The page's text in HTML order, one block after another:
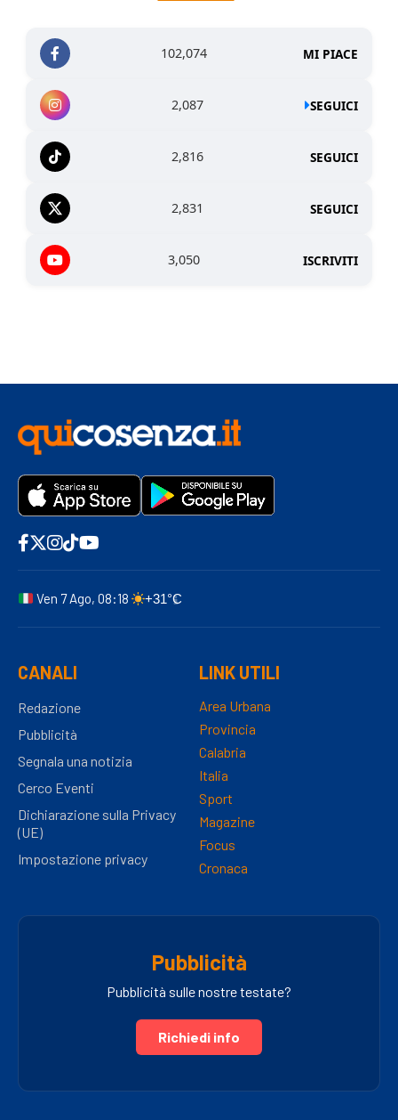
102,074 MI PIACE
2,087 SEGUICI
2,816 SEGUICI
2,831 SEGUICI
3,050 ISCRIVITI
Ven 7 Ago, 08:18 +31°C
CANALI
Redazione
Pubblicità
Segnala una notizia
Cerco Eventi
Dichiarazione sulla Privacy
(UE)
Impostazione privacy
LINK UTILI
Area Urbana
Provincia
Calabria
Italia
Sport
Magazine
Focus
Cronaca
Pubblicità
Pubblicità sulle nostre testate?
Richiedi info